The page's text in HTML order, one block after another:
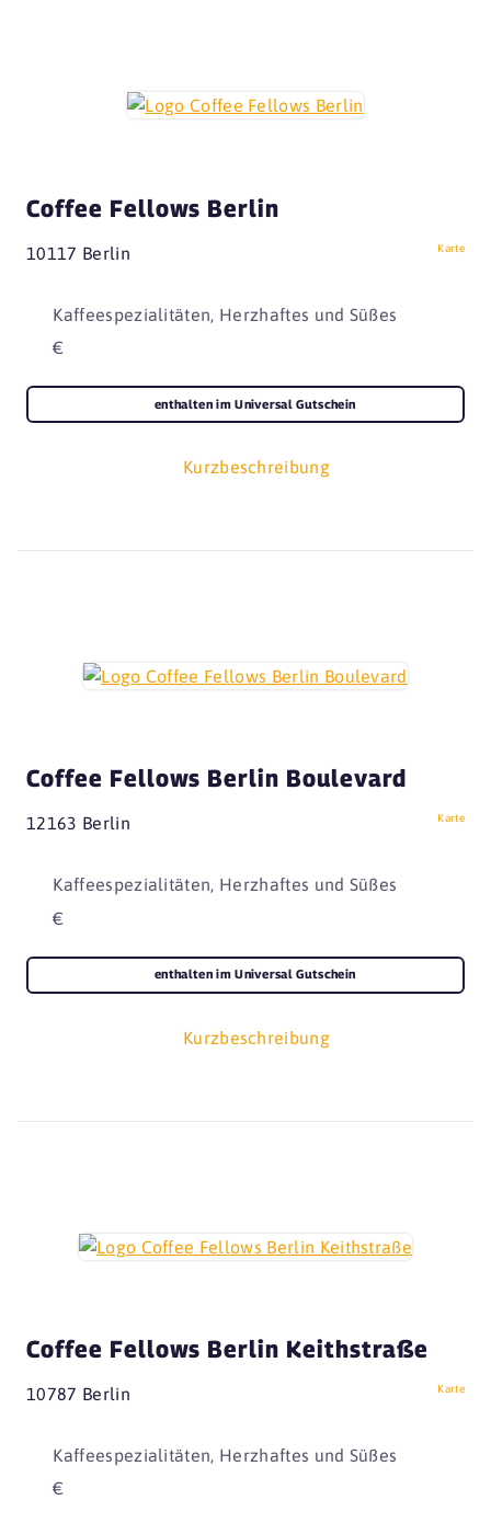
Coffee Fellows Berlin
10117 Berlin Karte
Kaffeespezialitäten, Herzhaftes und Süßes
€
Kurzbeschreibung
enthalten im Universal Gutschein
Coffee Fellows Berlin Boulevard
12163 Berlin Karte
Kaffeespezialitäten, Herzhaftes und Süßes
€
Kurzbeschreibung
enthalten im Universal Gutschein
Coffee Fellows Berlin Keithstraße
10787 Berlin Karte
Kaffeespezialitäten, Herzhaftes und Süßes
€